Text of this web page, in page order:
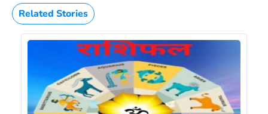
Related Stories